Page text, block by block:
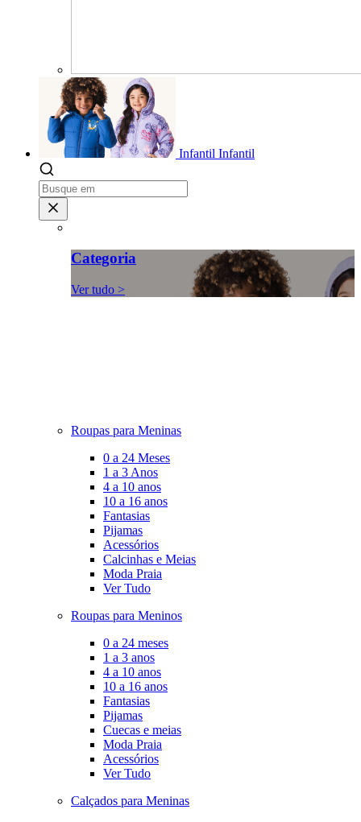
Infantil Infantil
Categoria
Ver tudo >
Roupas para Meninas
0 a 24 Meses
1 a 3 Anos
4 a 10 anos
10 a 16 anos
Fantasias
Pijamas
Acessórios
Calcinhas e Meias
Moda Praia
Ver Tudo
Roupas para Meninos
0 a 24 meses
1 a 3 anos
4 a 10 anos
10 a 16 anos
Fantasias
Pijamas
Cuecas e meias
Moda Praia
Acessórios
Ver Tudo
Calçados para Meninas